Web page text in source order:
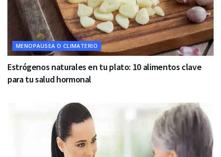
MENOPAUSEA O CLIMATERIO
Estrógenos naturales en tu plato: 10 alimentos clave
para tu salud hormonal